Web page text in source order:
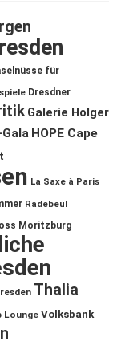
für
Dresdner
Galerie Holger
HOPE Cape
La Saxe à Paris
Radebeul
Moritzburg
Thalia
Lounge Volksbank